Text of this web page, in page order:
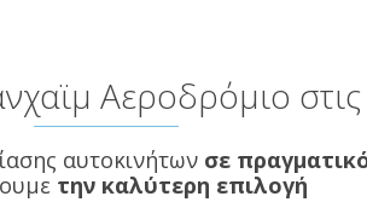
Αεροδρόμιο στις
αυτοκινήτων σε
την καλύτερη επιλογή